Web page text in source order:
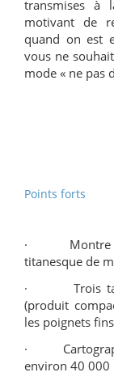
transmises à
motivant de
quand on est
vous ne
mode « ne pas
Points forts
· Montre
titanesque de
· Trois
(produit
les poignets
·
environ 40 000